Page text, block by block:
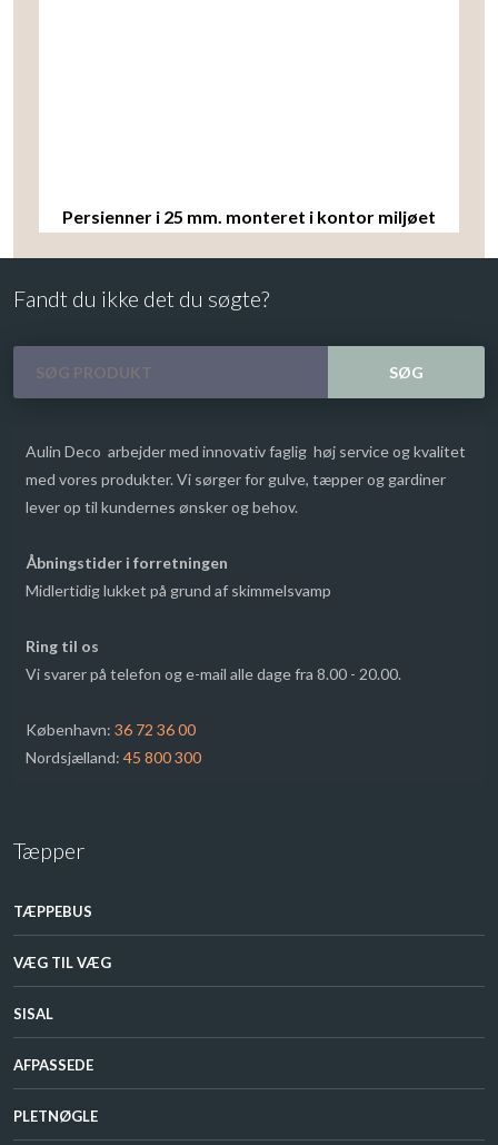
Persienner i 25 mm. monteret i kontor miljøet
Fandt du ikke det du søgte?​
Aulin Deco arbejder med innovativ faglig høj service og kvalitet
med vores produkter. Vi sørger for gulve, tæpper og gardiner
lever op til kundernes ønsker og behov.
​Åbningstider i forretningen
​Midlertidig lukket på grund af skimmelsvamp
Ring til os
​Vi svarer på telefon og e-mail alle dage fra 8.00 - 20.00.
​København:36 72 36 00
​Nordsjælland:45 800 300
Tæpper
TÆPPEBUS
VÆG TIL VÆG​
SISAL​
AFPASSEDE​
PLETNØGLE​